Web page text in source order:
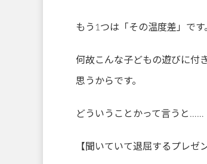
もう1つは「その温度差」です
何故こんな子どもの遊びに付
思うからです。
どういうことかって言うと……
【聞いていて退屈するプレゼ